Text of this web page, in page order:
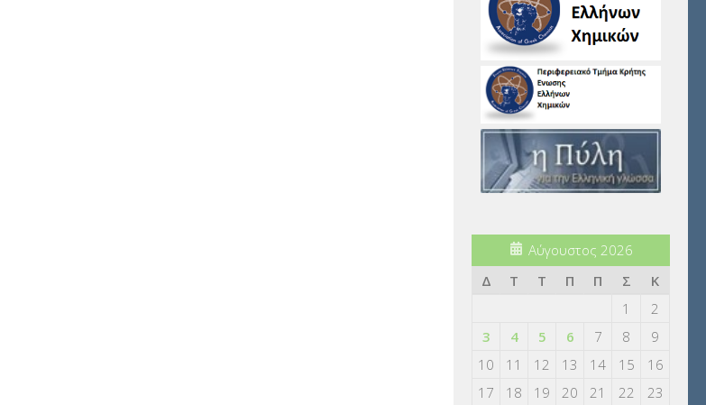
Αύγουστος 2026
Δ
Τ Τ Π Π Σ
Κ
1
2
3
4 5 6 7 8
9
10
11 12 13 14 15
16
17
18 19 20 21 22 23